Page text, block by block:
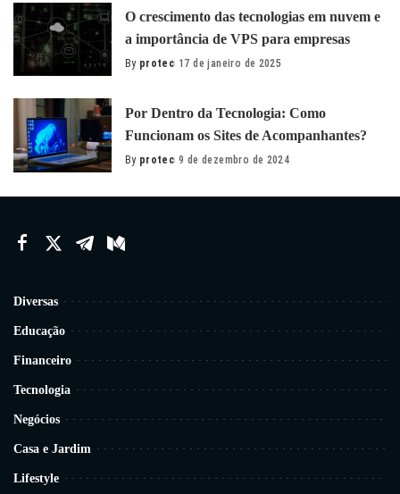
O сrescimento das tecnologias em nuvem e
a importância de VPS para empresas
Posted
By protec 17 de janeiro de 2025
Por Dentro da Tecnologia: Como
Funcionam os Sites de Acompanhantes?
Posted
By protec 9 de dezembro de 2024
Diversas
Educação
Financeiro
Tecnologia
Negócios
Casa e Jardim
Lifestyle